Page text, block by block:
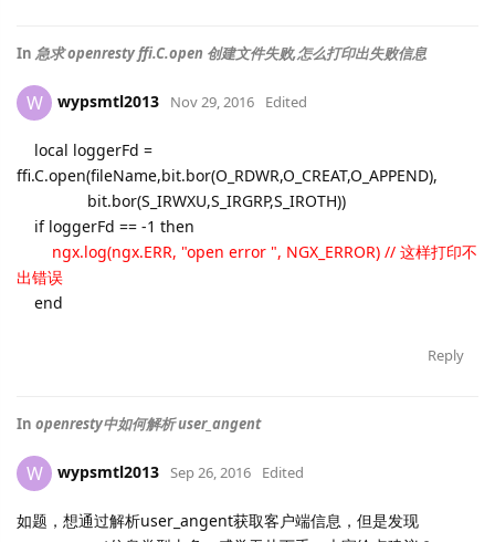
In 急求 openresty ffi.C.open 创建文件失败,怎么打印出失败信息
W wypsmtl2013 Nov 29, 2016 Edited
local loggerFd =
ffi.C.open(fileName,bit.bor(O_RDWR,O_CREAT,O_APPEND),
bit.bor(S_IRWXU,S_IRGRP,S_IROTH))
if loggerFd == -1 then
ngx.log(ngx.ERR, "open error ", NGX_ERROR) // 这样打印不
出错误
end
Reply
In openresty中如何解析 user_angent
W wypsmtl2013 Sep 26, 2016 Edited
如题，想通过解析user_angent获取客户端信息，但是发现